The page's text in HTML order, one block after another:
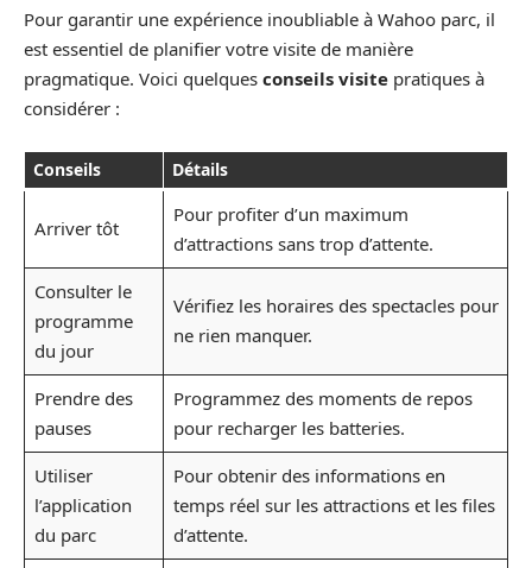
Pour garantir une expérience inoubliable à Wahoo parc, il
est essentiel de planifier votre visite de manière
pragmatique. Voici quelques conseils visite pratiques à
considérer :
Conseils Détails
Arriver tôt
Pour profiter d’un maximum
d’attractions sans trop d’attente.
Consulter le
programme
du jour
Vérifiez les horaires des spectacles pour
ne rien manquer.
Prendre des
pauses
Programmez des moments de repos
pour recharger les batteries.
Utiliser
l’application
du parc
Pour obtenir des informations en
temps réel sur les attractions et les files
d’attente.